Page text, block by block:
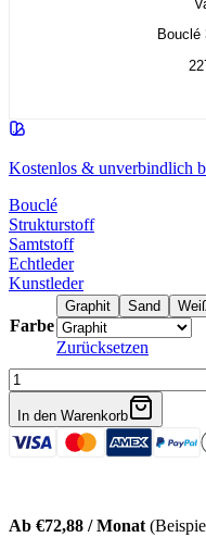
Bouclé
Kostenlos & unverbindlich
Bouclé
Strukturstoff
Samtstoff
Echtleder
Kunstleder
Farbe
Graphit Sand
Zurücksetzen
Bouclé
3-
Sitzer
Couch
Mira
In den Warenkorb
Ab €72,88 / Monat